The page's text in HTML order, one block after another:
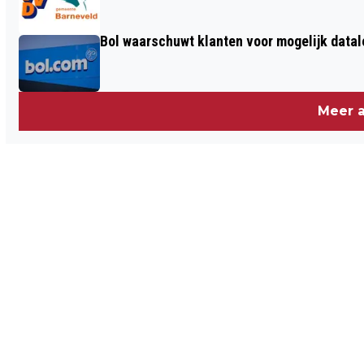
Bol waarschuwt klanten voor mogelijk
Meer